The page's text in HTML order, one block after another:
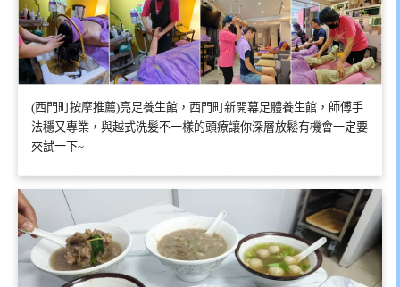
(西門町按摩推薦)亮足養生館，西門町新開幕足體養生館，師傅手
法穩又專業，與越式洗髮不一樣的頭療讓你深層放鬆有機會一定要
來試一下~